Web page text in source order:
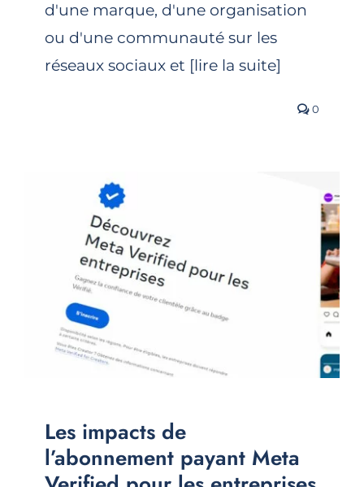
d'une marque, d'une organisation
ou d'une communauté sur les
réseaux sociaux et [lire la suite]
0
Les impacts de
l’abonnement payant Meta